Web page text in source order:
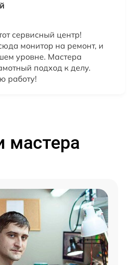
сервисный центр!
монитор на ремонт, и
уровне. Мастера
подход к делу.
работу!
мастера